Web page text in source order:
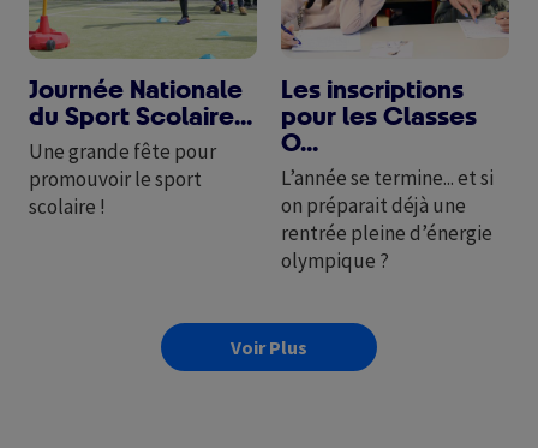
Journée Nationale
du Sport Scolaire...
Une grande fête pour
promouvoir le sport
scolaire !
Les inscriptions
pour les Classes
O...
L’année se termine... et si
on préparait déjà une
rentrée pleine d’énergie
olympique ?
Voir Plus